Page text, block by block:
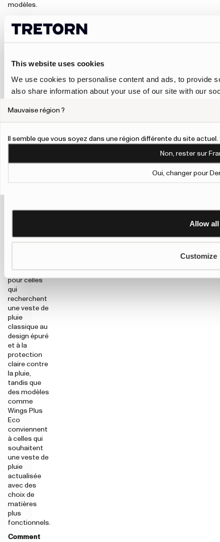
This website uses cookies
We use cookies to personalise content and ads, to provide
also share information about your use of our site with our
their services.
To give users more control over their data and ad
Learn more about Google’s Personalisation and
Allow all
Customize
modèles.
et le
porter par-
dessus vos
vêtements
habituels est
bon choix.
Pour les
promenades,
est l’une des
de Tretorn
pour celles
qui
recherchent
une veste de
pluie
classique au
design épuré
et à la
protection
claire contre
la pluie,
tandis que
des modèles
comme
Wings Plus
Eco
conviennent
à celles qui
souhaitent
une veste de
pluie
actualisée
avec des
choix de
matières
plus
fonctionnels.
Comment
Mauvaise région ?
Il semble que vous soyez dans une région différente du site
Non, rester sur
Oui, changer pour